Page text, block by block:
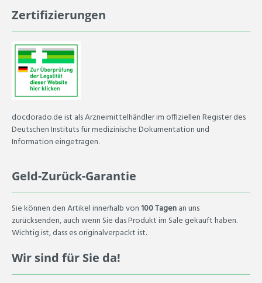
Zertifizierungen
docdorado.de ist als Arzneimittelhändler im offiziellen Register des
Deutschen Instituts für medizinische Dokumentation und
Information eingetragen.
Geld-Zurück-Garantie
Sie können den Artikel innerhalb von100 Tagenan uns
zurücksenden, auch wenn Sie das Produkt im Sale gekauft haben.
Wichtig ist, dass es originalverpackt ist.
Wir sind für Sie da!